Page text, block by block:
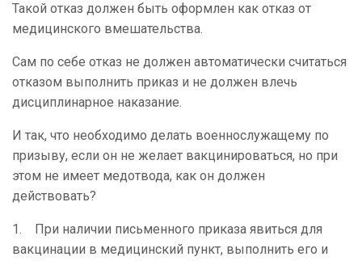
Такой отказ должен быть оформлен как отказ от
медицинского вмешательства.
Сам по себе отказ не должен автоматически считаться
отказом выполнить приказ и не должен влечь
дисциплинарное наказание.
И так, что необходимо делать военнослужащему по
призыву, если он не желает вакцинироваться, но при
этом не имеет медотвода, как он должен
действовать?
1. При наличии письменного приказа явиться для
вакцинации в медицинский пункт, выполнить его и